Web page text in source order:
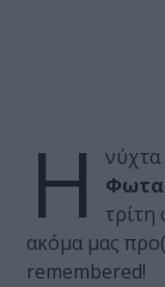
Η
ακόμα μας
remembered!